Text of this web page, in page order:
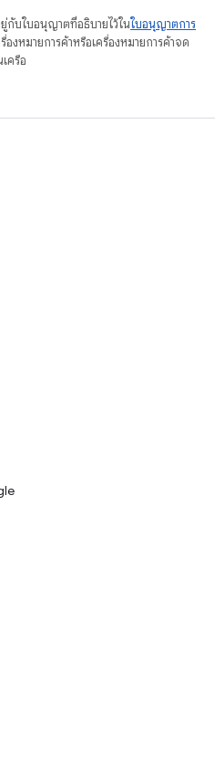
กับใบอนุญาตที่อธิบายไว้ในใบอนุญาตการ
งหมายการค้าหรือเครื่องหมายการค้าจด
ครือ